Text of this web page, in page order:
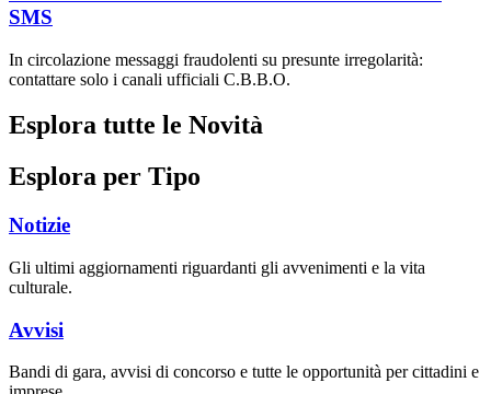
SMS
In circolazione messaggi fraudolenti su presunte irregolarità:
contattare solo i canali ufficiali C.B.B.O.
Esplora tutte le Novità
Esplora per Tipo
Notizie
Gli ultimi aggiornamenti riguardanti gli avvenimenti e la vita
culturale.
Avvisi
Bandi di gara, avvisi di concorso e tutte le opportunità per cittadini e